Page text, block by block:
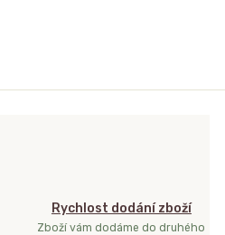
Rychlost dodání zboží
Zboží vám dodáme do druhého